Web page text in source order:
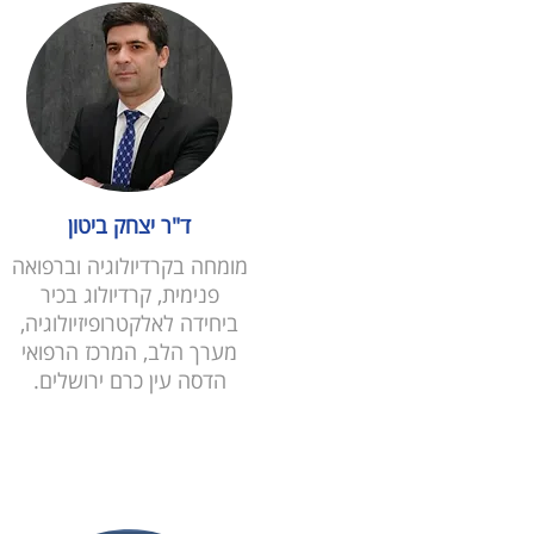
ד"ר יצחק ביטון
מומחה בקרדיולוגיה וברפואה
פנימית, קרדיולוג בכיר
ביחידה לאלקטרופיזיולוגיה,
מערך הלב, המרכז הרפואי
הדסה עין כרם ירושלים.